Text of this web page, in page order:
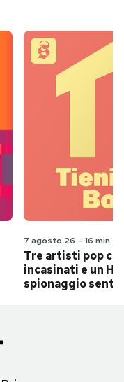
7 agosto 26 - 16 min
Tre artisti pop
incasinati e un
spionaggio